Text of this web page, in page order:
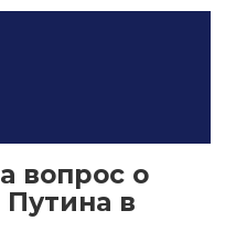
вопрос о
в